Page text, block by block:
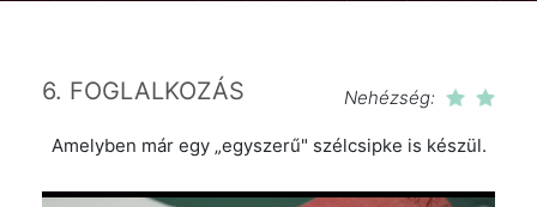
6. FOGLALKOZÁS Nehézség:
Amelyben már egy „egyszerű" szélcsipke is készül.